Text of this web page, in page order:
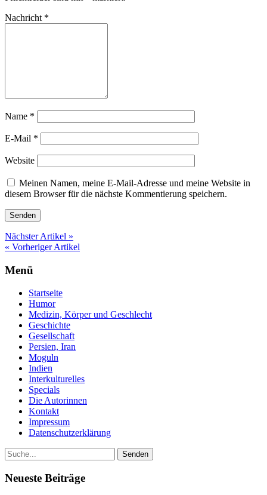
Nachricht *
Name *
E-Mail *
Website
Meinen Namen, meine E-Mail-Adresse und meine Website in
diesem Browser für die nächste Kommentierung speichern.
Nächster Artikel »
« Vorheriger Artikel
Menü
Startseite
Humor
Medizin, Körper und Geschlecht
Geschichte
Gesellschaft
Persien, Iran
Moguln
Indien
Interkulturelles
Specials
Die Autorinnen
Kontakt
Impressum
Datenschutzerklärung
Neueste Beiträge